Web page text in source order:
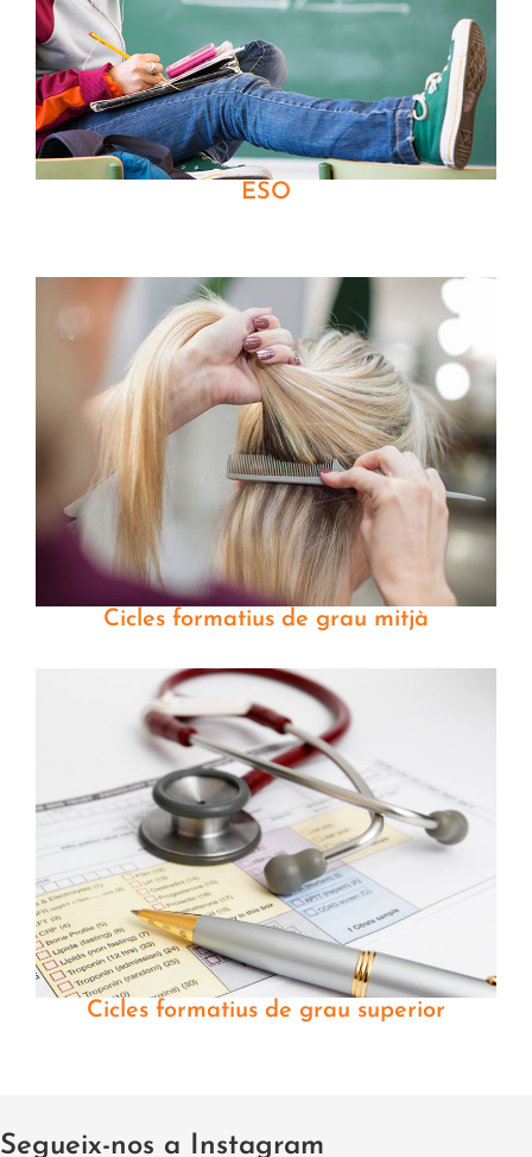
ESO
Cicles formatius de grau mitjà
Cicles formatius de grau superior
Segueix-nos a Instagram